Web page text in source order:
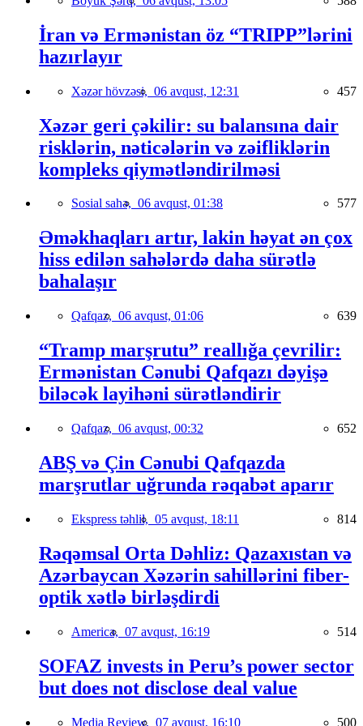
İran və Ermənistan öz “TRIPP”lərini
hazırlayır
Xəzər hövzəsi, 06 avqust, 12:31 457
Xəzər geri çəkilir: su balansına dair
risklərin, nəticələrin və zəifliklərin
kompleks qiymətləndirilməsi
Sosial sahə, 06 avqust, 01:38 577
Əməkhaqları artır, lakin həyat ən çox
hiss edilən sahələrdə daha sürətlə
bahalaşır
Qafqaz, 06 avqust, 01:06 639
“Tramp marşrutu” reallığa çevrilir:
Ermənistan Cənubi Qafqazı dəyişə
biləcək layihəni sürətləndirir
Qafqaz, 06 avqust, 00:32 652
ABŞ və Çin Cənubi Qafqazda
marşrutlar uğrunda rəqabət aparır
Ekspress təhlil, 05 avqust, 18:11 814
Rəqəmsal Orta Dəhliz: Qazaxıstan və
Azərbaycan Xəzərin sahillərini fiber-
optik xətlə birləşdirdi
America, 07 avqust, 16:19 514
SOFAZ invests in Peru’s power sector
but does not disclose deal value
Media Review, 07 avqust, 16:10 500